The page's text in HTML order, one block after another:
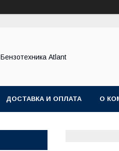
Бензотехника Atlant
ДОСТАВКА И ОПЛАТА О